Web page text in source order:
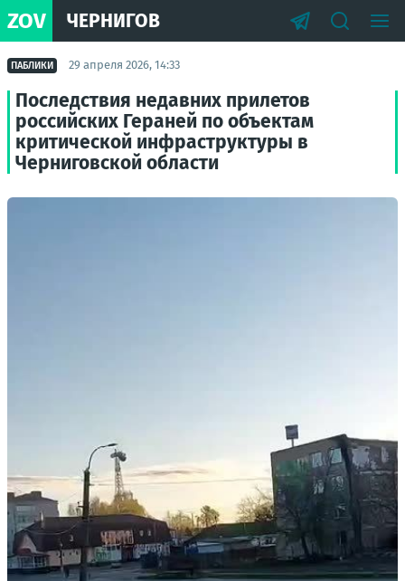
ZOV ЧЕРНИГОВ
ПАБЛИКИ 29 апреля 2026, 14:33
Последствия недавних прилетов
российских Гераней по объектам
критической инфраструктуры в
Черниговской области